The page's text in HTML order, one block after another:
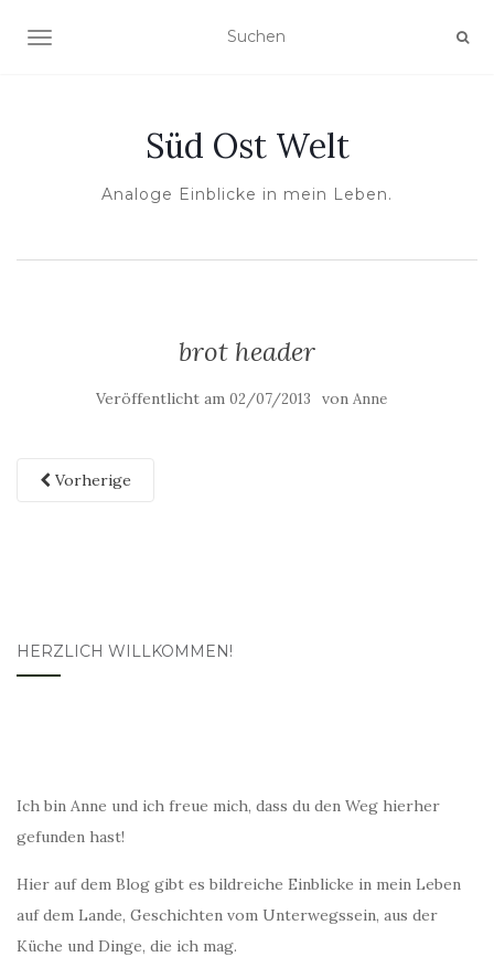
NAVIGATION UMSCHALTEN
Süd Ost Welt
Analoge Einblicke in mein Leben.
brot header
Veröffentlicht am 02/07/2013 von Anne
Vorherige
HERZLICH WILLKOMMEN!
Ich bin Anne und ich freue mich, dass du den Weg hierher
gefunden hast!
Hier auf dem Blog gibt es bildreiche Einblicke in mein Leben
auf dem Lande, Geschichten vom Unterwegssein, aus der
Küche und Dinge, die ich mag.